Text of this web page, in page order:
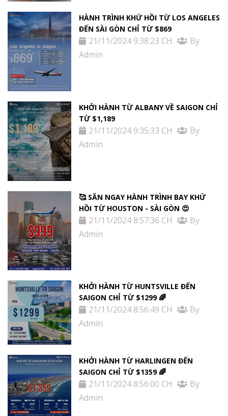
HÀNH TRÌNH KHỨ HỒI TỪ LOS ANGELES
ĐẾN SÀI GÒN CHỈ TỪ $869
21/11/2024 9:38:23 CH
By
Admin
KHỞI HÀNH TỪ ALBANY VỀ SAIGON CHỈ
TỪ $1,189
21/11/2024 9:35:33 CH
By
Admin
🥰 SĂN NGAY HÀNH TRÌNH BAY KHỨ
HỒI TỪ HOUSTON - SÀI GÒN 😍
21/11/2024 8:57:36 CH
By
Admin
KHỞI HÀNH TỪ HUNTSVILLE ĐẾN
SAIGON CHỈ TỪ $1299 🌈
21/11/2024 8:56:49 CH
By
Admin
KHỞI HÀNH TỪ HARLINGEN ĐẾN
SAIGON CHỈ TỪ $1359 🌈
21/11/2024 8:56:00 CH
By
Admin